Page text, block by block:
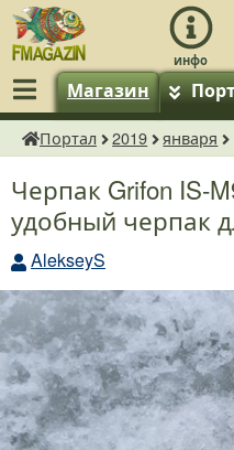
Магазин
fMagazin.ru
Портал 2019 января
Черпак Grifon IS-
удобный черпак
AlekseyS